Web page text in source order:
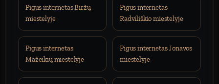
Pigus internetas Biržų
miestelyje
Pigus internetas
Radviliškio miestelyje
Pigus internetas
Mažeikių miestelyje
Pigus internetas Jonavos
miestelyje